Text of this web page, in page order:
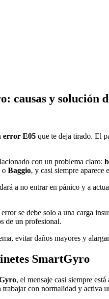
causas y solución
error E05 que te deja tirado. El
con un problema claro:
o Baggio, y casi siempre aparece
a no entrar en pánico y a
se debe solo a una carga
de un profesional.
evitar daños mayores y
SmartGyro
, el mensaje casi siempre
con normalidad y activa